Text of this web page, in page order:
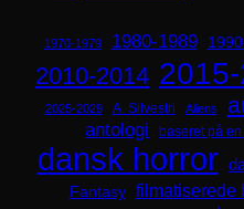
1970-1979 1980-1989
2010-2014
2025-2029 A. Silvestri Aliens
antologi baseret på en
dansk horror
Fantasy filmatiserede